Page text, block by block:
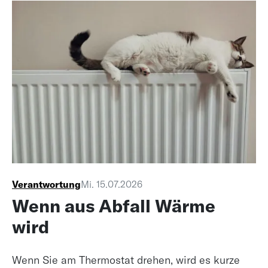
VerantwortungMi. 15.07.2026
Wenn aus Abfall Wärme
wird
Wenn Sie am Thermostat drehen, wird es kurze